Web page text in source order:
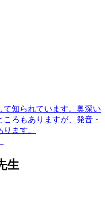
知られています。奥深い
ろもありますが、発音・
ます。
生